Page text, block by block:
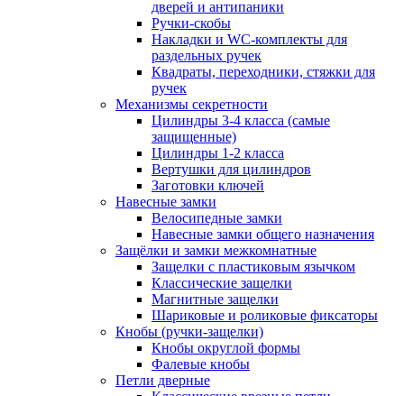
дверей и антипаники
Ручки-скобы
Накладки и WC-комплекты для
раздельных ручек
Квадраты, переходники, стяжки для
ручек
Механизмы секретности
Цилиндры 3-4 класса (самые
защищенные)
Цилиндры 1-2 класса
Вертушки для цилиндров
Заготовки ключей
Навесные замки
Велосипедные замки
Навесные замки общего назначения
Защёлки и замки межкомнатные
Защелки с пластиковым язычком
Классические защелки
Магнитные защелки
Шариковые и роликовые фиксаторы
Кнобы (ручки-защелки)
Кнобы округлой формы
Фалевые кнобы
Петли дверные